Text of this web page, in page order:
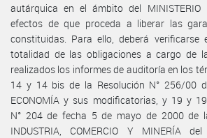
autárquica en el ámbito del MINISTERIO
efectos de que proceda a liberar las
constituidas. Para ello, deberá verificarse
totalidad de las obligaciones a cargo de
realizados los informes de auditoría en los
14 y 14 bis de la Resolución N° 256/00
ECONOMÍA y sus modificatorias, y 19 y
N° 204 de fecha 5 de mayo de 2000 de
INDUSTRIA, COMERCIO Y MINERÍA